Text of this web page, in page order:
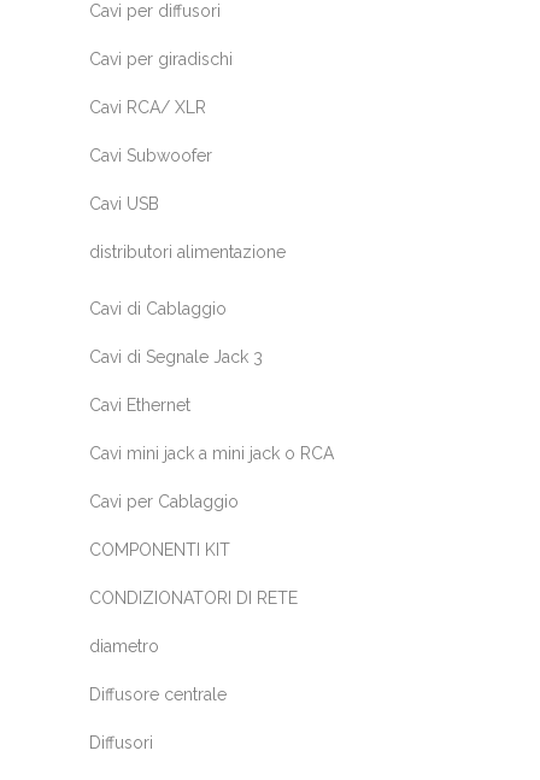
Cavi per diffusori
Cavi per giradischi
Cavi RCA/ XLR
Cavi Subwoofer
Cavi USB
distributori alimentazione
Cavi di Cablaggio
Cavi di Segnale Jack 3
Cavi Ethernet
Cavi mini jack a mini jack o RCA
Cavi per Cablaggio
COMPONENTI KIT
CONDIZIONATORI DI RETE
diametro
Diffusore centrale
Diffusori